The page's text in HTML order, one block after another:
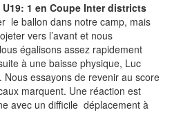
1 en Coupe Inter districts
le ballon dans notre camp, mais
vers l’avant et nous
égalisons assez rapidement
à une baisse physique, Luc
Nous essayons de revenir au score
marquent. Une réaction est
avec un difficile déplacement à